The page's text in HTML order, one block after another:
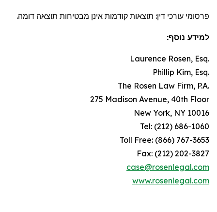
פרסומי עורכי דין: תוצאות קודמות אינן מבטיחות תוצאה דומה.
למידע נוסף:
Laurence Rosen, Esq.
Phillip Kim, Esq.
The Rosen Law Firm, P.A.
275 Madison Avenue, 40th Floor
New York, NY 10016
Tel: (212) 686-1060
Toll Free: (866) 767-3653
Fax: (212) 202-3827
case@rosenlegal.com
www.rosenlegal.com